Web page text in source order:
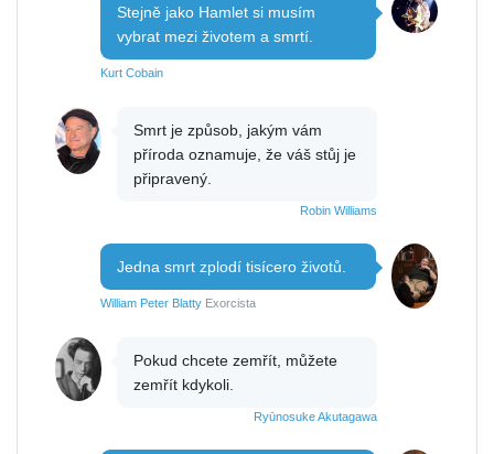
Stejně jako Hamlet si musím
vybrat mezi životem a smrtí.
Kurt Cobain
Smrt je způsob, jakým vám
příroda oznamuje, že váš stůj je
připravený.
Robin Williams
Jedna smrt zplodí tisícero životů.
William Peter Blatty Exorcista
Pokud chcete zemřít, můžete
zemřít kdykoli.
Ryūnosuke Akutagawa